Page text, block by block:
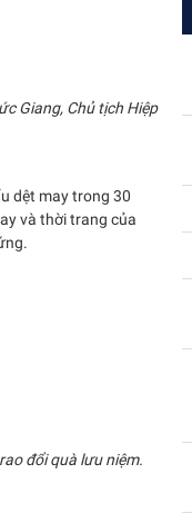
Giang, Chủ tịch Hiệp
dệt may trong 30
và thời trang của
đổi quà lưu niệm.